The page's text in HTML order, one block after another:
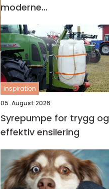
moderne
tannbehandling
inspiration
05. August 2026
Syrepumpe for trygg og
effektiv ensilering